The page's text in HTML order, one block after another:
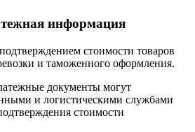
информация
стоимости товаров
и таможенного оформления.
документы могут
и логистическими службами
стоимости